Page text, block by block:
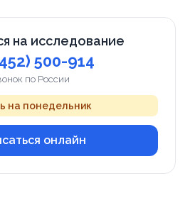
на исследование
500-914
по России
на понедельник
онлайн